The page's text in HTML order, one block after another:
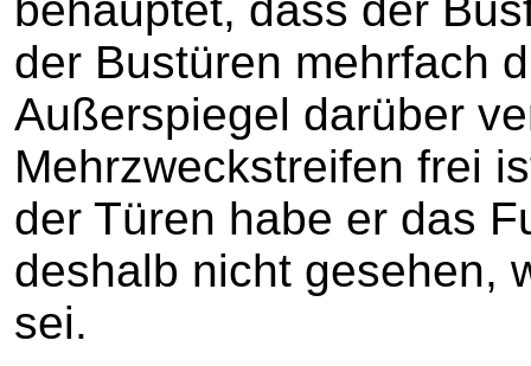
der Bustüren mehrfach
Außerspiegel darüber
Mehrzweckstreifen frei
der Türen habe er das
deshalb nicht gesehen,
sei.